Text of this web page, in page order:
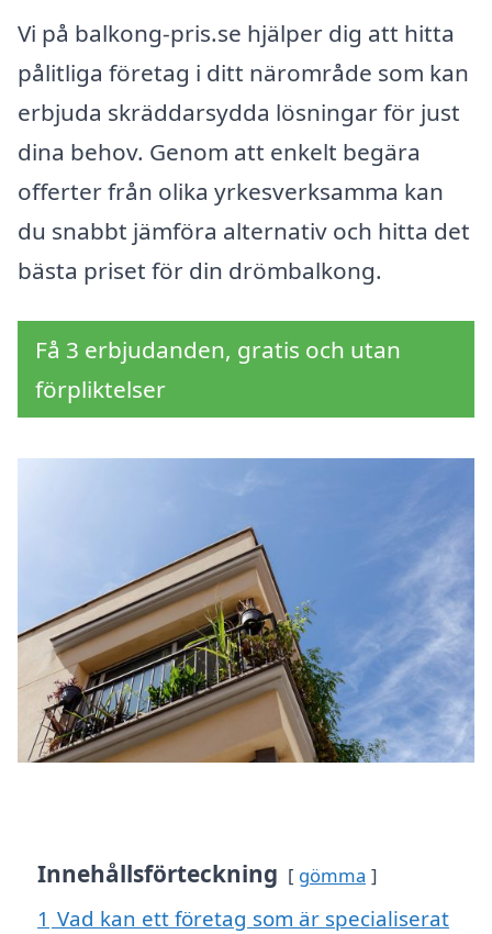
Vi på balkong-pris.se hjälper dig att hitta
pålitliga företag i ditt närområde som kan
erbjuda skräddarsydda lösningar för just
dina behov. Genom att enkelt begära
offerter från olika yrkesverksamma kan
du snabbt jämföra alternativ och hitta det
bästa priset för din drömbalkong.
Få 3 erbjudanden, gratis och utan
förpliktelser
Innehållsförteckning gömma
1 Vad kan ett företag som är specialiserat